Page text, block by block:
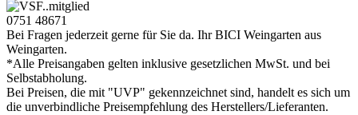
0751 48671
Bei Fragen jederzeit gerne für Sie da. Ihr BICI Weingarten aus
Weingarten.
*Alle Preisangaben gelten inklusive gesetzlichen MwSt. und bei
Selbstabholung.
Bei Preisen, die mit "UVP" gekennzeichnet sind, handelt es sich um
die unverbindliche Preisempfehlung des Herstellers/Lieferanten.